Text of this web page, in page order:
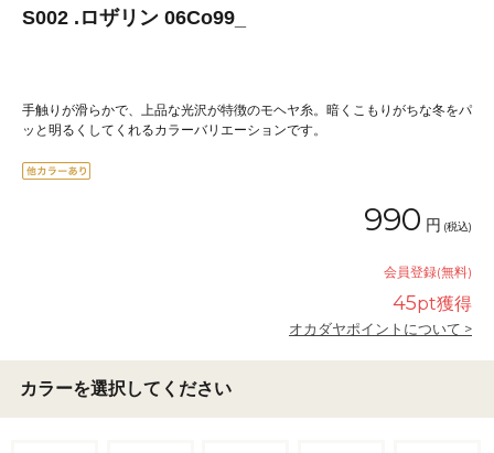
S002 .ロザリン 06Co99_
手触りが滑らかで、上品な光沢が特徴のモヘヤ糸。暗くこもりがちな冬をパ
ッと明るくしてくれるカラーバリエーションです。
990 円 (税込)
会員登録(無料)
45pt獲得
オカダヤポイントについて >
カラーを選択してください